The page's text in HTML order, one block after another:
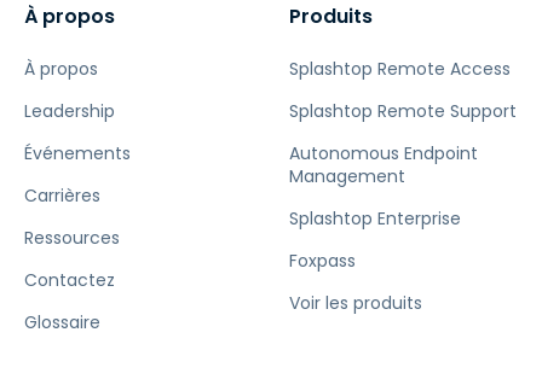
À propos
À propos
Leadership
Événements
Carrières
Ressources
Contactez
Glossaire
Produits
Splashtop Remote Access
Splashtop Remote Support
Autonomous Endpoint
Management
Splashtop Enterprise
Foxpass
Voir les produits